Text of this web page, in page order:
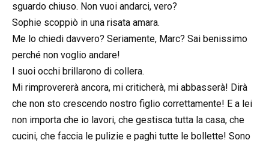
sguardo chiuso. Non vuoi andarci, vero?
Sophie scoppiò in una risata amara.
Me lo chiedi davvero? Seriamente, Marc? Sai benissimo
perché non voglio andare!
I suoi occhi brillarono di collera.
Mi rimprovererà ancora, mi criticherà, mi abbasserà! Dirà
che non sto crescendo nostro figlio correttamente! E a lei
non importa che io lavori, che gestisca tutta la casa, che
cucini, che faccia le pulizie e paghi tutte le bollette! Sono